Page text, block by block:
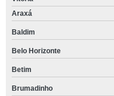
Araxá
Baldim
Belo Horizonte
Betim
Brumadinho